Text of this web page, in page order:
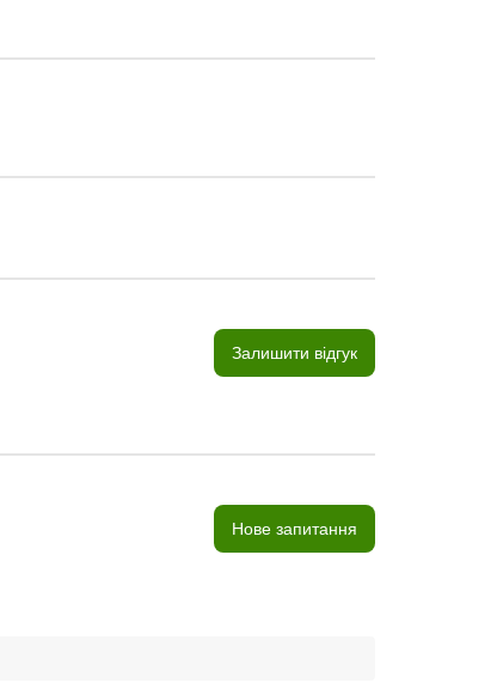
Залишити відгук
Нове запитання